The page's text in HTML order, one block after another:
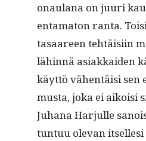
onaulana on juuri
en­tam­a­ton ranta.
tasaa­reen tehtäisi­in
lähin­nä asi­akkaiden
käyt­tö vähen­täisi sen
mus­ta, joka ei aikoisi
Juhana Har­julle
tun­tuu ole­van